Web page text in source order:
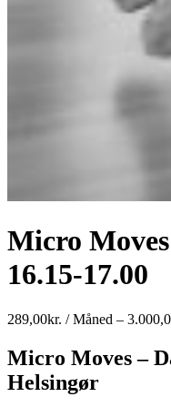
Micro
16.15-17.00
289,00kr. / Måned –
Micro Moves –
Helsingør